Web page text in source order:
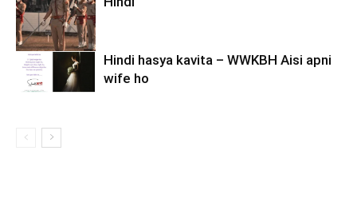
Hindi hasya kavita – WWKBH Aisi apni
wife ho